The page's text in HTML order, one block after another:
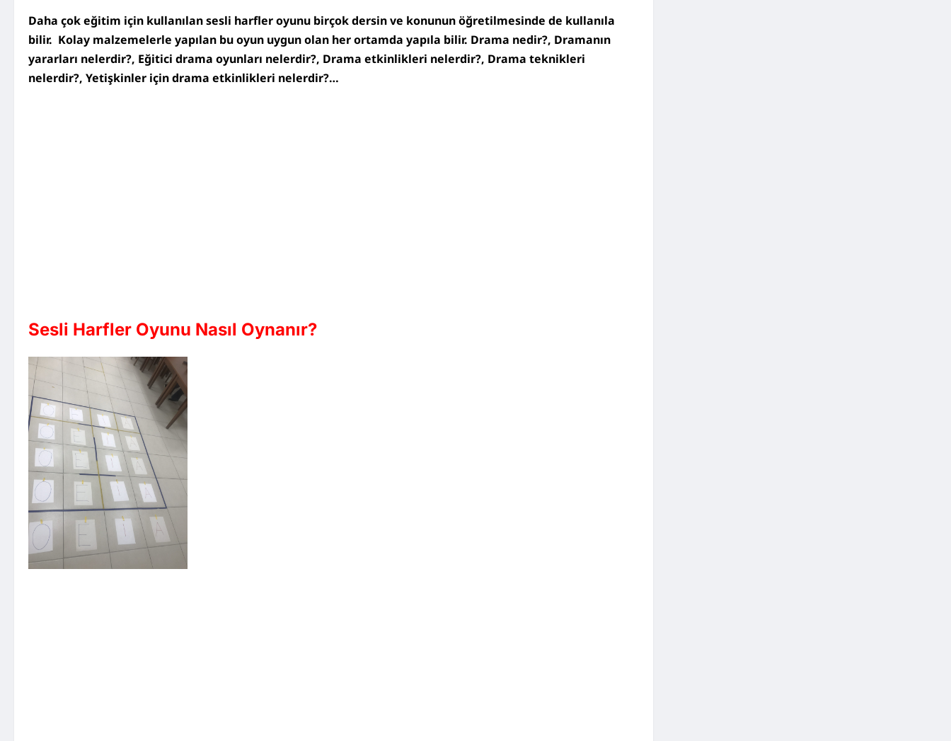
Daha çok eğitim için kullanılan sesli harfler oyunu birçok dersin ve konunun öğretilmesinde de kullanıla
bilir. Kolay malzemelerle yapılan bu oyun uygun olan her ortamda yapıla bilir. Drama nedir?, Dramanın
yararları nelerdir?, Eğitici drama oyunları nelerdir?, Drama etkinlikleri nelerdir?, Drama teknikleri
nelerdir?, Yetişkinler için drama etkinlikleri nelerdir?…
Sesli Harfler Oyunu Nasıl Oynanır?